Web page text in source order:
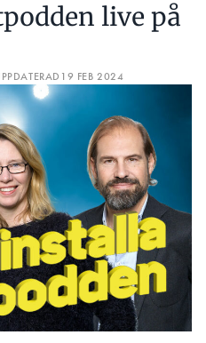
live på
19 FEB 2024